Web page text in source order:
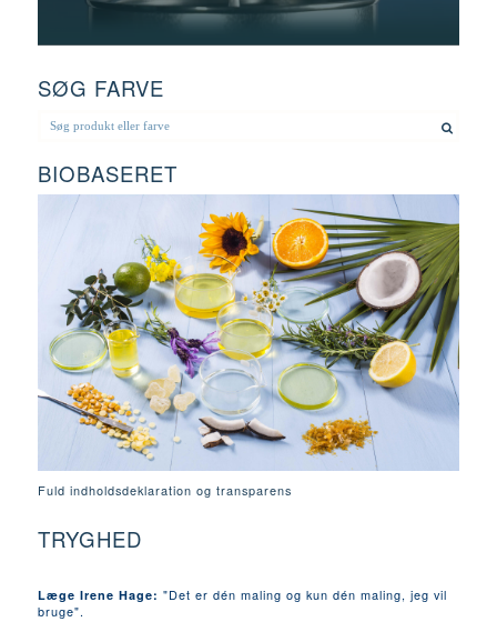
SØG FARVE
BIOBASERET
Fuld indholdsdeklaration og transparens
TRYGHED
Læge Irene Hage: "Det er dén maling og kun dén maling, jeg vil
bruge".